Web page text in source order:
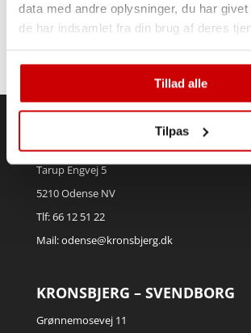
data med andre oplysninger, du har
de har indsamlet fra din brug af deres
Tillad alle
Tilpas
KRONSBJERG – ODENSE
Tarup Engvej 5
5210 Odense NV
Tlf: 66 12 51 22
Mail:odense@kronsbjerg.dk
KRONSBJERG – SVENDBORG
Grønnemosevej 11